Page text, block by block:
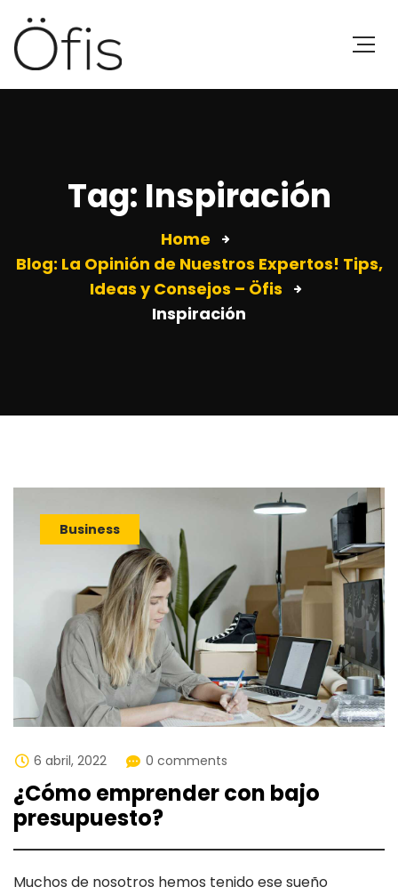
Tag: Inspiración
Home
Blog: La Opinión de Nuestros Expertos! Tips,
Ideas y Consejos – Öfis
Inspiración
Business
6 abril, 2022 0 comments
¿Cómo emprender con bajo
presupuesto?
Muchos de nosotros hemos tenido ese sueño